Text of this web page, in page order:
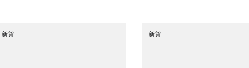
新貨 新貨